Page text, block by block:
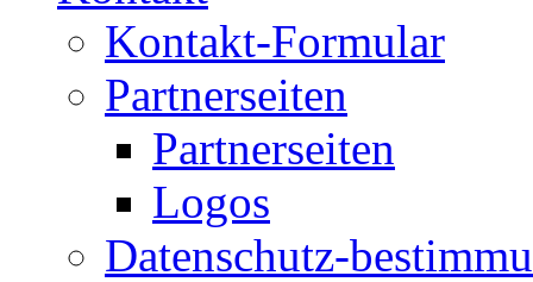
Kontakt-Formular
Partnerseiten
Partnerseiten
Logos
Datenschutz-